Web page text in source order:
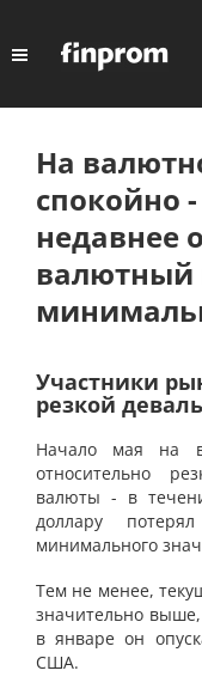
На
спокойно
недавнее
валютный
Участники
резкой
Начало мая на
относительно
валюты - в
доллару
минимального
Тем не менее,
значительно
в январе он
США.